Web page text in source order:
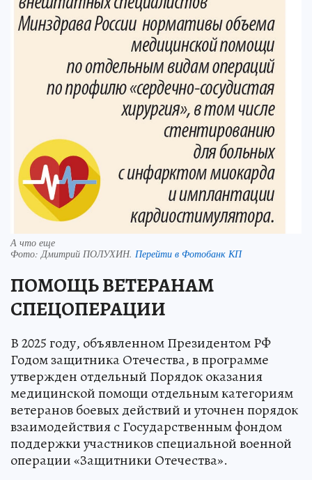
А что еще
Фото:Дмитрий ПОЛУХИН. Перейти в Фотобанк КП
ПОМОЩЬ ВЕТЕРАНАМ
СПЕЦОПЕРАЦИИ
В 2025 году, объявленном Президентом РФ
Годом защитника Отечества, в программе
утвержден отдельный Порядок оказания
медицинской помощи отдельным категориям
ветеранов боевых действий и уточнен порядок
взаимодействия с Государственным фондом
поддержки участников специальной военной
операции «Защитники Отечества».